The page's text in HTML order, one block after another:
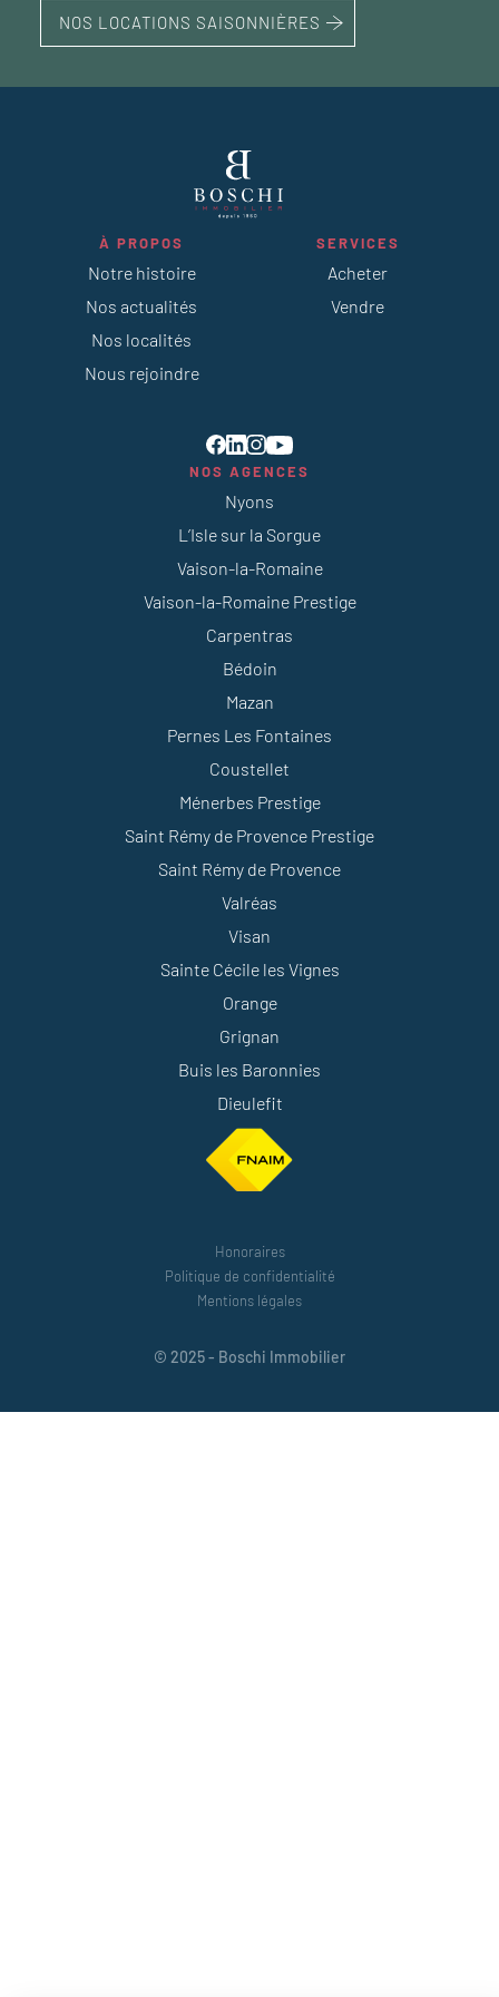
NOS LOCATIONS SAISONNIÈRES
À PROPOS
Notre histoire
Nos actualités
Nos localités
Nous rejoindre
SERVICES
Acheter
Vendre
NOS AGENCES
Nyons
L’Isle sur la Sorgue
Vaison-la-Romaine
Vaison-la-Romaine Prestige
Carpentras
Bédoin
Mazan
Pernes Les Fontaines
Coustellet
Ménerbes Prestige
Saint Rémy de Provence Prestige
Saint Rémy de Provence
Valréas
Visan
Sainte Cécile les Vignes
Orange
Grignan
Buis les Baronnies
Dieulefit
Honoraires
Politique de confidentialité
Mentions légales
© 2025 - Boschi Immobilier